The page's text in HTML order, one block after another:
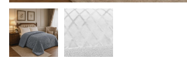
Política de Privacidade